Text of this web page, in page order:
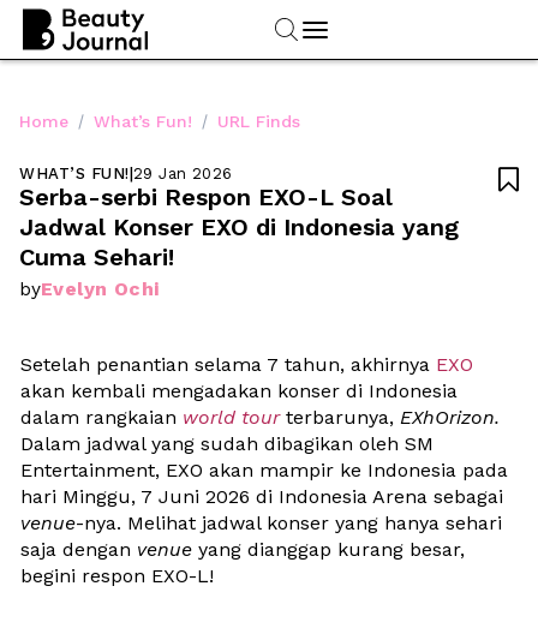
Home / What’s Fun! / URL Finds
WHAT’S FUN!|29 Jan 2026
Serba-serbi Respon EXO-L Soal
Jadwal Konser EXO di Indonesia yang
Cuma Sehari!
byEvelyn Ochi

Setelah penantian selama 7 tahun, akhirnya
akan kembali mengadakan konser di Indonesia
dalam rangkaian world tour terbarunya, EXhOrizon.
Dalam jadwal yang sudah dibagikan oleh SM
Entertainment, EXO akan mampir ke Indonesia pada
venue-nya. Melihat jadwal konser yang hanya sehari
saja dengan venue yang dianggap kurang besar,
begini respon EXO-L!